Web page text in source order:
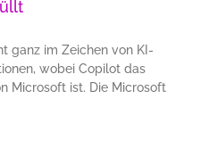
ganz im Zeichen von KI-
wobei Copilot das
Microsoft ist. Die Microsoft